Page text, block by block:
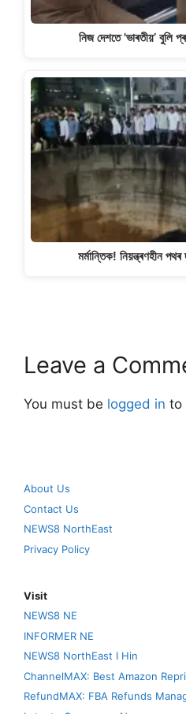
নিজ দেশতে 'ভাৰতীয়’ বুলি
মৰ্মান্তিক! নিয়ন্ত্ৰণহীন
Leave a
You must be logged in to
About Us
Contact Us
NEWS8 NorthEast
Privacy Policy
Visit
NEWS8 NE
INFORMER NE
NEWS8 NorthEast I Hin
ChannelMAX: Best Amazon
RefundMAX: FBA Refunds